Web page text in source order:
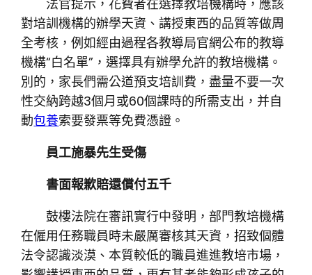
法官提示，花費者在選擇教培機構時，應該
對培訓機構的辦學天資、講授東西的品質等做周
全考核，例如經由過程各教導局官網公布的教導
機構“白名單”，選擇具有辦學允許的教培機構。
別的，家長們需公道預支培訓費，盡量不要一次
性交納跨越3個月或60個課時的所需支出，并自
動包養索要發票等免費憑證。
員工施暴先生受傷
書面報歉賠還償付五千
鼓樓法院在審訊實行中發明，部門教培機構
在僱用任務職員時未嚴厲審核其天資，招致個體
法令認識淡漠、本質較低的職員進進教培市場，